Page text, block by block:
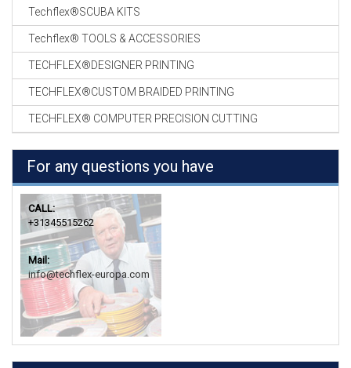
Techflex®SCUBA KITS
Techflex® TOOLS & ACCESSORIES
TECHFLEX®DESIGNER PRINTING
TECHFLEX®CUSTOM BRAIDED PRINTING
TECHFLEX® COMPUTER PRECISION CUTTING
For any questions you have
CALL:
+31345515262
Mail:
info@techflex-europa.com